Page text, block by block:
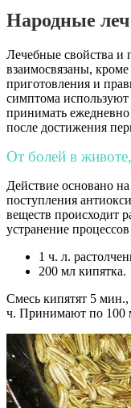
Народные
Лечебные свойства и
взаимосвязаны,
приготовления и
симптома
принимать
после достижения
От болей в
Действие основано
поступления
веществ происходит
устранение
1 ч. л.
200 мл кипятка.
Смесь кипятят 5
ч. Принимают по 100